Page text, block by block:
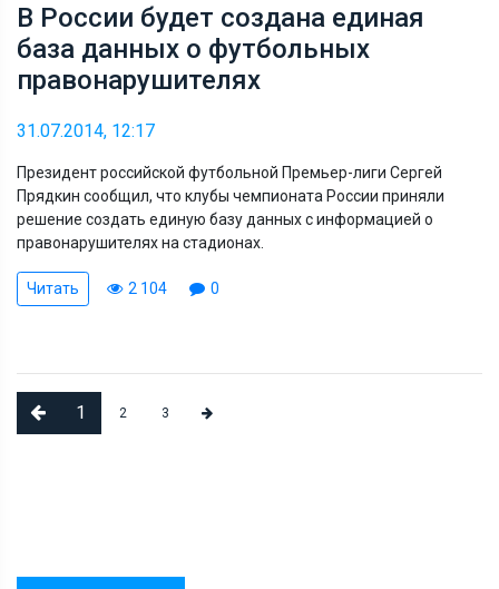
В России будет создана единая
база данных о футбольных
правонарушителях
31.07.2014, 12:17
Президент российской футбольной Премьер-лиги Сергей
Прядкин сообщил, что клубы чемпионата России приняли
решение создать единую базу данных с информацией о
правонарушителях на стадионах.
Читать 2 104 0
1 2 3